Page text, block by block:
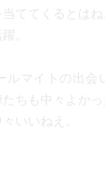
ててくるとはね
。
ルマイトの出会
ちも中々よかっ
いいねえ。